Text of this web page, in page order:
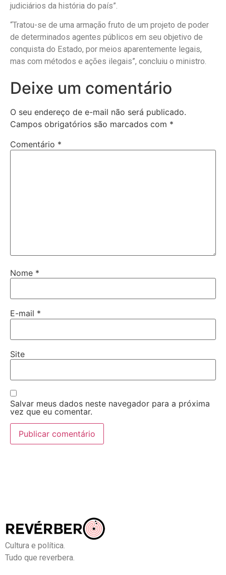
judiciários da história do país”.
“Tratou-se de uma armação fruto de um projeto de poder
de determinados agentes públicos em seu objetivo de
conquista do Estado, por meios aparentemente legais,
mas com métodos e ações ilegais”, concluiu o ministro.
Deixe um comentário
O seu endereço de e-mail não será publicado.
Campos obrigatórios são marcados com *
Comentário *
Nome *
E-mail *
Site
Salvar meus dados neste navegador para a próxima
vez que eu comentar.
Cultura e política.
Tudo que reverbera.